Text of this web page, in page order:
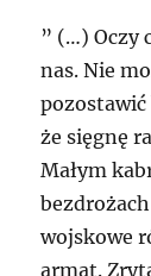
” (…) Oczy
nas. Nie
pozostawić
że sięgnę
Małym
wojskowe
armat.